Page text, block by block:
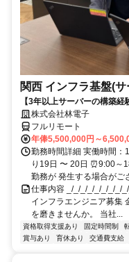
関西 インフラ基盤(
【3年以上サーバーの構築
株式会社林電子
フルリモート
年俸5,500,000円～
勤務時間詳細 実働時間：
り19日 〜 20日 ⏰9:00
勤務が 発生する場合がご
仕事内容 _/_/_/_/_/_/_/_/
インフラエンジニア募集
を磨きませんか。 当社...
資格取得支援あり 固定時間制
賞与あり
育休あり 交通費支給